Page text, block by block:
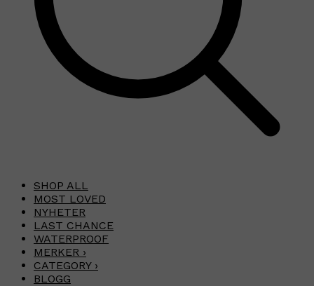
SHOP ALL
MOST LOVED
NYHETER
LAST CHANCE
WATERPROOF
MERKER ›
CATEGORY ›
BLOGG